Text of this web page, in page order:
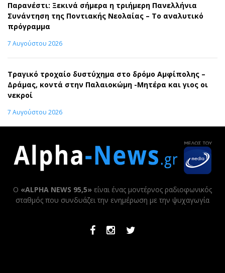
Παρανέστι: Ξεκινά σήμερα η τριήμερη Πανελλήνια
Συνάντηση της Ποντιακής Νεολαίας – Το αναλυτικό
πρόγραμμα
7 Αυγούστου 2026
Τραγικό τροχαίο δυστύχημα στο δρόμο Αμφίπολης –
Δράμας, κοντά στην Παλαιοκώμη -Μητέρα και γιος οι
νεκροί
7 Αυγούστου 2026
Ο «ALPHA NEWS 95,5» είναι ένας μοντέρνος ραδιοφωνικός
σταθμός που συνδυάζει την ενημέρωση με την ψυχαγωγία
FacebookInstagramTwitter